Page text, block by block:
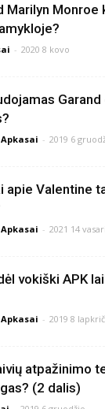
Marilyn Monroe
- 2020 8 kovo
Apkasai - 2019 6
apie Valentine
Apkasai - 2021 14
vokiški APK
Apkasai - 2019 8
atpažinimo
(2 dalis)